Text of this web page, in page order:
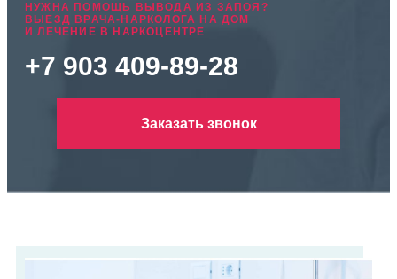
НУЖНА ПОМОЩЬ ВЫВОДА ИЗ ЗАПОЯ?
ВЫЕЗД ВРАЧА-НАРКОЛОГА НА ДОМ
И ЛЕЧЕНИЕ В НАРКОЦЕНТРЕ
+7 903 409-89-28
Заказать звонок